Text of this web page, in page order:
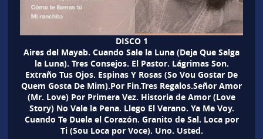
DISCO 1
Aires del Mayab. Cuando Sale la Luna (Deja Que Salga
la Luna). Tres Consejos. El Pastor. Lágrimas Son.
Extraño Tus Ojos. Espinas Y Rosas (So Vou Gostar De
Quem Gosta De Mim).Por Fin.Tres Regalos.Señor Amor
(Mr. Love) Por Primera Vez. Historia de Amor (Love
Story) No Vale la Pena. Llego El Verano. Ya Me Voy.
Cuando Te Duela el Corazón. Granito de Sal. Loca por
Ti (Sou Loca por Voce). Uno. Usted.